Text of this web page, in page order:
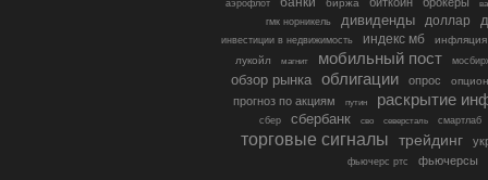
аэрофлот биржа
гмк норникель
дивиденды доллар
инвестиции в недвижимость индекс мб
инфляция
лукойл
магнит мобильный пост
обзор рынка облигации опрос
прогноз по акциям путин раскрытие
сбер сбербанк сво северсталь смартлаб
торговые сигналы трейдинг
фьючерс ртс фьючерсы